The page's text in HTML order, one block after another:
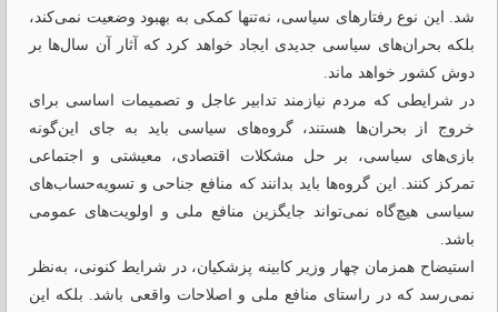
شد. این نوع رفتارهای سیاسی، نه‌تنها کمکی به بهبود وضعیت نمی‌کند،
بلکه بحران‌های سیاسی جدیدی ایجاد خواهد کرد که آثار آن سال‌ها بر
دوش کشور خواهد ماند.
در شرایطی که مردم نیازمند تدابیر عاجل و تصمیمات اساسی برای
خروج از بحران‌ها هستند، گروه‌های سیاسی باید به جای این‌گونه
بازی‌های سیاسی، بر حل مشکلات اقتصادی، معیشتی و اجتماعی
تمرکز کنند. این گروه‌ها باید بدانند که منافع جناحی و تسویه‌حساب‌های
سیاسی هیچ‌گاه نمی‌تواند جایگزین منافع ملی و اولویت‌های عمومی
باشد.
استیضاح همزمان چهار وزیر کابینه پزشکیان، در شرایط کنونی، به‌نظر
نمی‌رسد که در راستای منافع ملی و اصلاحات واقعی باشد. بلکه این